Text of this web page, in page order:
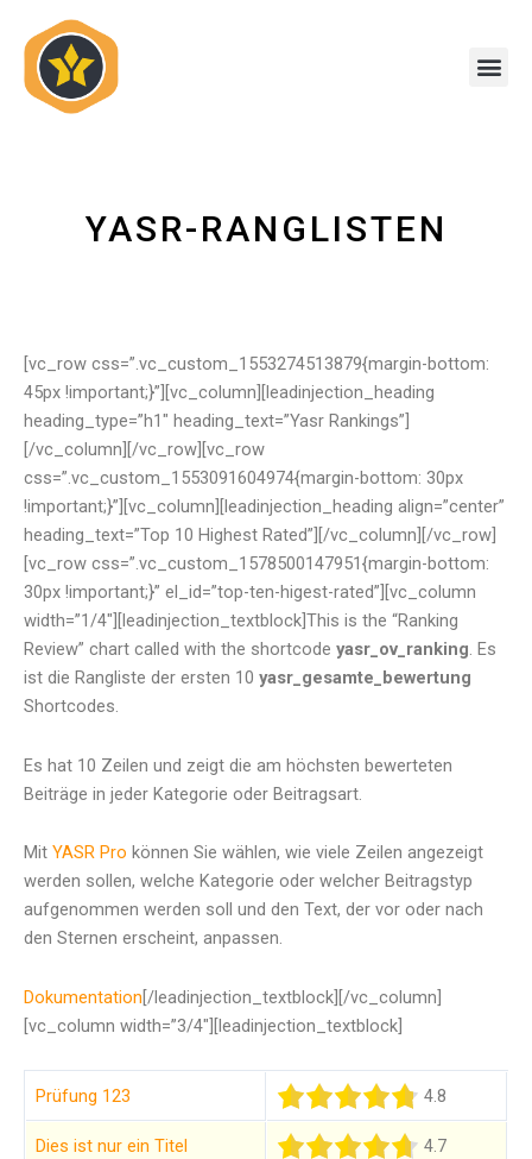
Inhalt
springen
YASR-RANGLISTEN
[vc_row css=”.vc_custom_1553274513879{margin-bottom:
45px !important;}”][vc_column][leadinjection_heading
heading_type=”h1″ heading_text=”Yasr Rankings”]
[/vc_column][/vc_row][vc_row
css=”.vc_custom_1553091604974{margin-bottom: 30px
!important;}”][vc_column][leadinjection_heading align=”center”
heading_text=”Top 10 Highest Rated”][/vc_column][/vc_row]
[vc_row css=”.vc_custom_1578500147951{margin-bottom:
30px !important;}” el_id=”top-ten-higest-rated”][vc_column
width=”1/4″][leadinjection_textblock]This is the “Ranking
Review” chart called with the shortcode yasr_ov_ranking. Es
ist die Rangliste der ersten 10 yasr_gesamte_bewertung
Shortcodes.
Es hat 10 Zeilen und zeigt die am höchsten bewerteten
Beiträge in jeder Kategorie oder Beitragsart.
Mit YASR Pro können Sie wählen, wie viele Zeilen angezeigt
werden sollen, welche Kategorie oder welcher Beitragstyp
aufgenommen werden soll und den Text, der vor oder nach
den Sternen erscheint, anpassen.
Dokumentation[/leadinjection_textblock][/vc_column]
[vc_column width=”3/4″][leadinjection_textblock]
Prüfung 123 4.8
Dies ist nur ein Titel 4.7